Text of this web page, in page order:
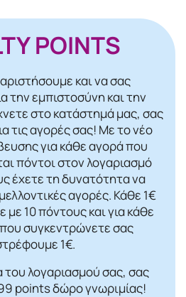
POINTS
και να σας
την εμπιστοσύνη και την
στο κατάστημά μας, σας
τις αγορές σας! Mε το νέο
για κάθε αγορά που
πόντοι στον λογαριασμό
έχετε τη δυνατότητα να
αγορές. Κάθε 1€
με 10 πόντους και για κάθε
συγκεντρώνετε σας
1€.
του λογαριασμού σας, σας
points δώρο γνωριμίας!